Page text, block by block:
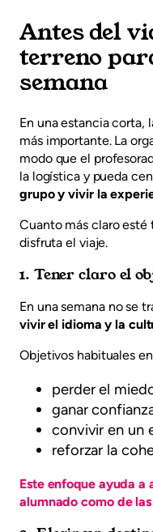
Antes del
terreno
semana
En una estancia corta,
más importante. La
modo que el
la logística y pueda
grupo y vivir la
Cuanto más claro esté
disfruta el viaje.
1. Tener claro el
En una semana no se
vivir el idioma y la
Objetivos habituales
perder el
ganar
convivir en un
reforzar la
Este enfoque ayuda
alumnado como de